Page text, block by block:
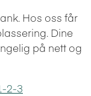
Hos oss får
Dine
på nett og
2-3